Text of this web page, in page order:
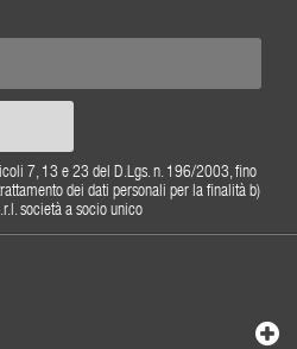
7, 13 e 23 del D.Lgs. n. 196/2003, fino
dei dati personali per la finalità b)
società a socio unico